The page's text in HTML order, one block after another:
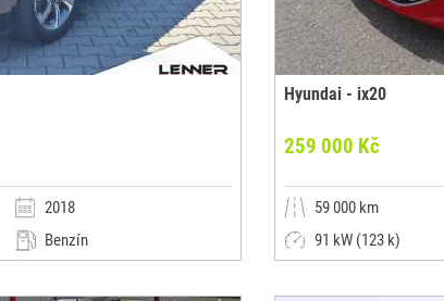
2018
Benzín
Hyundai - ix20
259 000 Kč
59 000 km
91 kW (123 k)